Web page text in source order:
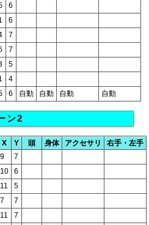
6
6
7
7
5
4
6 自動 自動 自動 自動
ン2
X Y 頭 身体 アクセサリ
右手・左手
9
7
10
6
11
5
7
7
11
7